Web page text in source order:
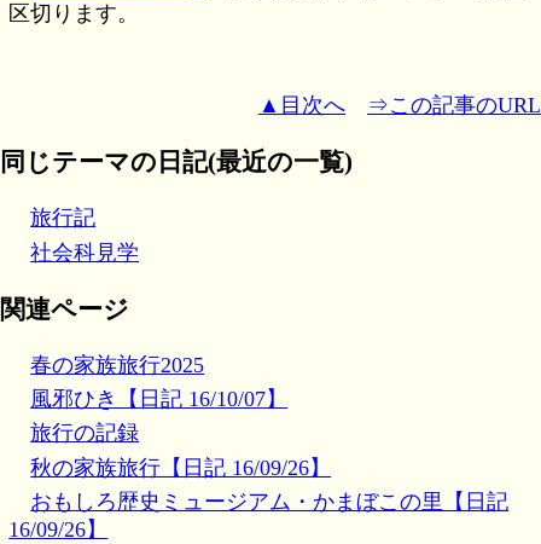
区切ります。
▲目次へ ⇒この記事のURL
同じテーマの日記(最近の一覧)
旅行記
社会科見学
関連ページ
春の家族旅行2025
風邪ひき【日記 16/10/07】
旅行の記録
秋の家族旅行【日記 16/09/26】
おもしろ歴史ミュージアム・かまぼこの里【日記
16/09/26】